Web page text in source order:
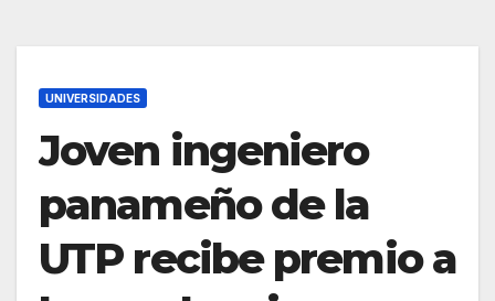
UNIVERSIDADES
Joven ingeniero
panameño de la
UTP recibe premio a